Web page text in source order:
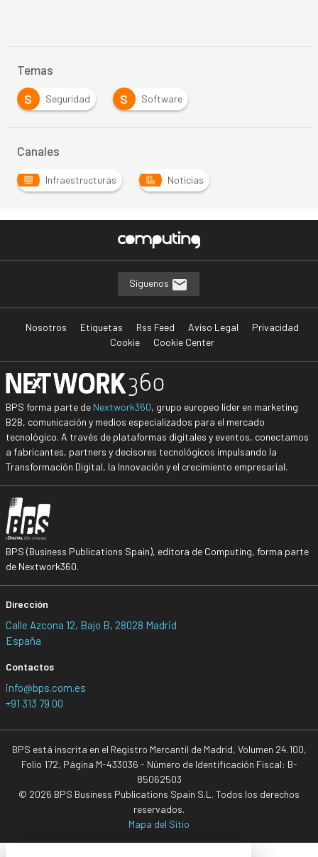
Temas
S
Seguridad S Software
Canales
Infraestructuras Noticias
Síguenos
Nosotros Etiquetas Rss Feed Aviso Legal
Privacidad
Cookie
Cookie Center
BPS forma parte de Nextwork360, grupo europeo líder en marketing
B2B, comunicación y medios especializados para el mercado
tecnológico. A través de plataformas digitales y eventos, conectamos
a fabricantes, partners y decisores tecnológicos impulsando la
Transformación Digital, la Innovación y el crecimiento empresarial.
BPS (Business Publications Spain), editora de Computing, forma parte
de Nextwork360.
Dirección
Calle Azcona 12, Bajo B, 28028 Madrid
España
Contactos
info@bps.com.es
+91 313 79 00
BPS está inscrita en el Registro Mercantil de Madrid, Volumen 24.100,
Folio 172, Página M-433036 - Número de Identificación Fiscal: B-
85062503
© 2026 BPS Business Publications Spain S.L. Todos los derechos
reservados.
Mapa del Sitio